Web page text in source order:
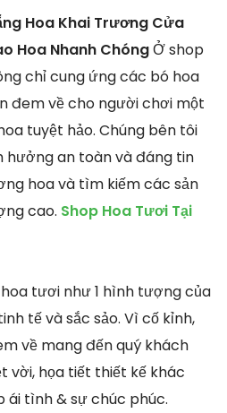
Hoa Khai Trương Cửa
Hoa Nhanh ChóngỞ shop
chỉ cung ứng các bó hoa
đem về cho người chơi một
tuyệt hảo. Chúng bên tôi
hưởng an toàn và đáng tin
hoa và tìm kiếm các sản
cao. Shop Hoa Tươi Tại
tươi như 1 hình tượng của
tế và sắc sảo. Vì cố kỉnh,
về mang đến quý khách
vời, họa tiết thiết kế khác
ái tình & sự chúc phúc.